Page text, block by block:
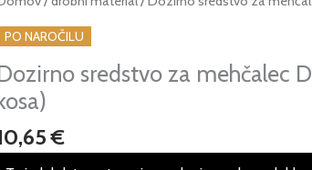
PO NAROČILU
sredstvo za mehčalec
kosa)
€